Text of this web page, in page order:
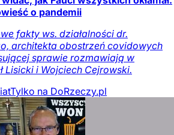
o pandemii
fakty ws. działalności dr.
architekta obostrzeń covidowych
sprawie rozmawiają w
Lisicki i Wojciech Cejrowski.
Tylko na DoRzeczy.pl